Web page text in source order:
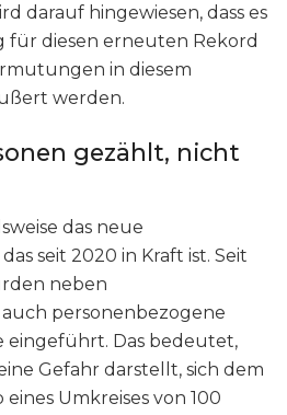
darauf hingewiesen, dass es
für diesen erneuten Rekord
in diesem
werden.
gezählt, nicht
das neue
seit 2020 in Kraft ist. Seit
neben
personenbezogene
eingeführt. Das bedeutet,
Gefahr darstellt, sich dem
Umkreises von 100